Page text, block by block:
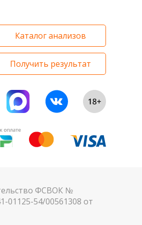
Каталог анализов
Получить результат
ФСВОК №
01125-54/00561308 от